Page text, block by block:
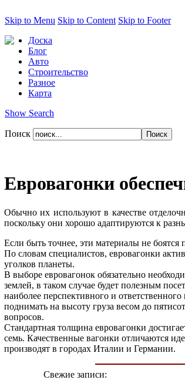
Skip to Menu Skip to Content Skip to Footer
Доска
Блог
Авто
Строительство
Разное
Карта
Show Search
Поиск
Евровагонки
Обычно их используют в качестве
поскольку они хорошо адаптируются к
Если быть точнее, эти материалы не
По словам специалистов, евровагонки
уголков планеты.
В выборе евровагонок обязательно
землей, в таком случае будет полезным
наиболее перспективного и
поднимать на высоту груза весом до
вопросов.
Стандартная толщина евровагонки
семь. Качественные вагонки отличаются
производят в городах Италии и Германии.
Свежие записи: